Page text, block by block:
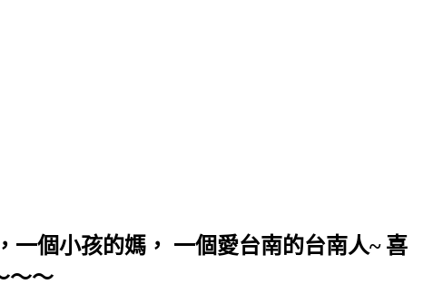
一個小孩的媽， 一個愛台南的台南人~ 喜
～～